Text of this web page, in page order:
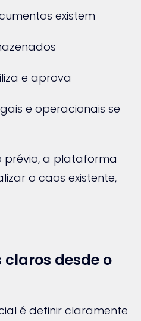
existem
e aprova
e operacionais se
prévio, a plataforma
o caos existente,
claros desde o
é definir claramente